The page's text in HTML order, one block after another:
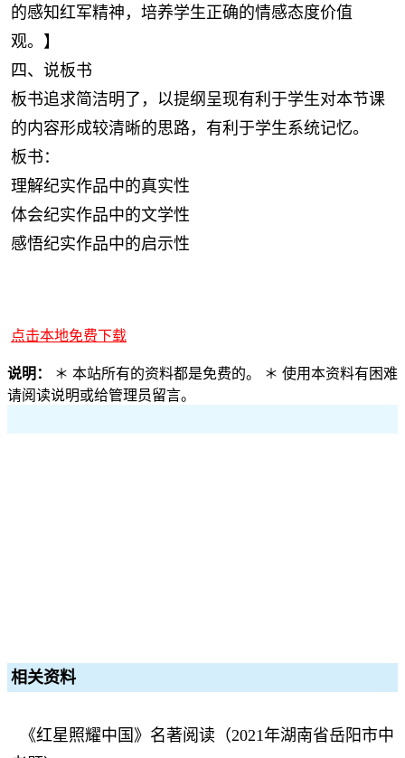
的感知红军精神，培养学生正确的情感态度价值
观。】
四、说板书
板书追求简洁明了，以提纲呈现有利于学生对本节课
的内容形成较清晰的思路，有利于学生系统记忆。
板书：
理解纪实作品中的真实性
体会纪实作品中的文学性
感悟纪实作品中的启示性
点击本地免费下载
说明：
＊ 本站所有的资料都是免费的。 ＊ 使用本资料有困难
请阅读说明或给管理员留言。
相关资料
《红星照耀中国》名著阅读（2021年湖南省岳阳市中